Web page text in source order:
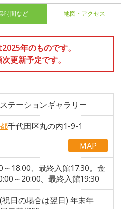
時間など 地図・アクセス
年のものです。
更新予定です。
テーションギャラリー
千代田区丸の内1-9-1
MAP
～18:00、最終入館17:30。金
～20:00、最終入館19:30
祝日の場合は翌日) 年末年